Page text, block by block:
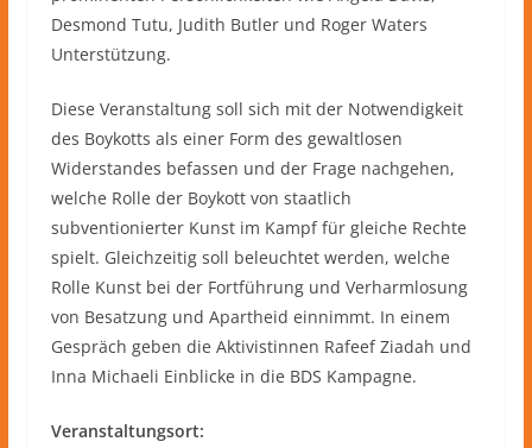
Desmond Tutu, Judith Butler und Roger Waters
Unterstützung.
Diese Veranstaltung soll sich mit der Notwendigkeit
des Boykotts als einer Form des gewaltlosen
Widerstandes befassen und der Frage nachgehen,
welche Rolle der Boykott von staatlich
subventionierter Kunst im Kampf für gleiche Rechte
spielt. Gleichzeitig soll beleuchtet werden, welche
Rolle Kunst bei der Fortführung und Verharmlosung
von Besatzung und Apartheid einnimmt. In einem
Gespräch geben die Aktivistinnen Rafeef Ziadah und
Inna Michaeli Einblicke in die BDS Kampagne.
Veranstaltungsort: